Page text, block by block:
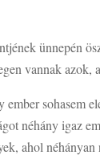
ünnepén
vannak
ember sohasem
néhány igaz
ahol